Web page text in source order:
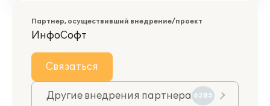
Партнер, осуществивший внедрение/проект
ИнфоСофт
Связаться
Другие внедрения партнера 6285